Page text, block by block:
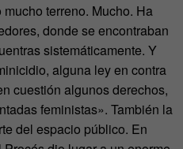
terreno. Mucho. Ha
donde se encontraban
sistemáticamente. Y
alguna ley en contra
cuestión algunos derechos,
feministas». También la
del espacio público. En